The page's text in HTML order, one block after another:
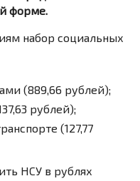
форме.
набор социальных
(889,66 рублей);
рублей);
(127,77
НСУ в рублях